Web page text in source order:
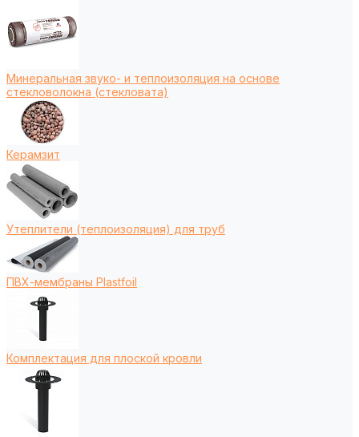
Минеральная звуко- и теплоизоляция на основе
стекловолокна (стекловата)
Керамзит
Утеплители (теплоизоляция) для труб
ПВХ-мембраны Plastfoil
Комплектация для плоской кровли